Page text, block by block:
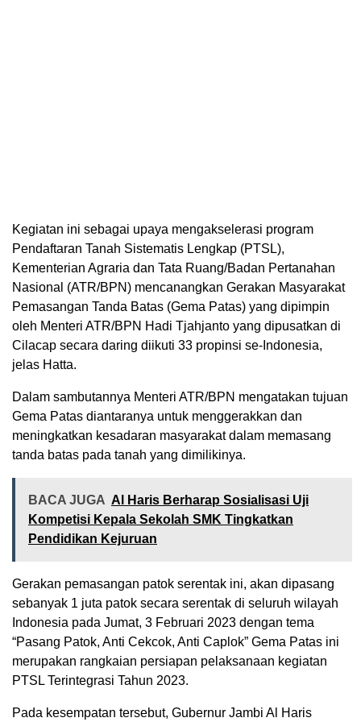
Kegiatan ini sebagai upaya mengakselerasi program
Pendaftaran Tanah Sistematis Lengkap (PTSL),
Kementerian Agraria dan Tata Ruang/Badan Pertanahan
Nasional (ATR/BPN) mencanangkan Gerakan Masyarakat
Pemasangan Tanda Batas (Gema Patas) yang dipimpin
oleh Menteri ATR/BPN Hadi Tjahjanto yang dipusatkan di
Cilacap secara daring diikuti 33 propinsi se-Indonesia,
jelas Hatta.
Dalam sambutannya Menteri ATR/BPN mengatakan tujuan
Gema Patas diantaranya untuk menggerakkan dan
meningkatkan kesadaran masyarakat dalam memasang
tanda batas pada tanah yang dimilikinya.
BACA JUGA Al Haris Berharap Sosialisasi Uji
Kompetisi Kepala Sekolah SMK Tingkatkan
Pendidikan Kejuruan
Gerakan pemasangan patok serentak ini, akan dipasang
sebanyak 1 juta patok secara serentak di seluruh wilayah
Indonesia pada Jumat, 3 Februari 2023 dengan tema
“Pasang Patok, Anti Cekcok, Anti Caplok” Gema Patas ini
merupakan rangkaian persiapan pelaksanaan kegiatan
PTSL Terintegrasi Tahun 2023.
Pada kesempatan tersebut, Gubernur Jambi Al Haris